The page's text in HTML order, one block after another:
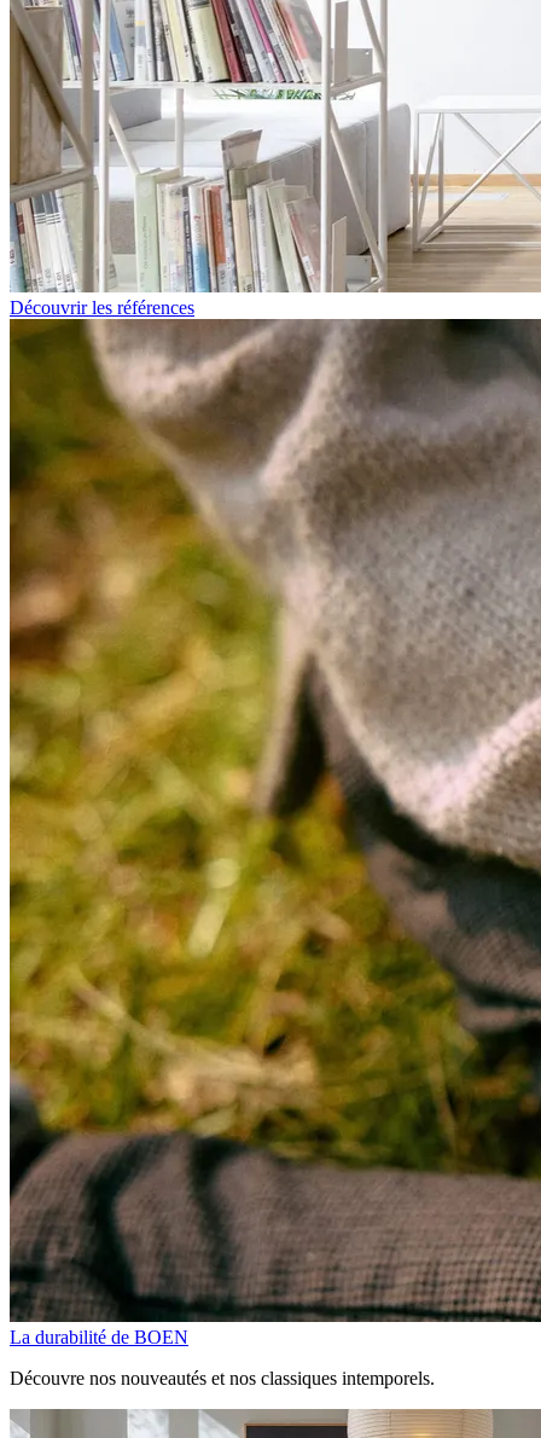
Découvrir les références
La durabilité de BOEN
Découvre nos nouveautés et nos classiques intemporels.